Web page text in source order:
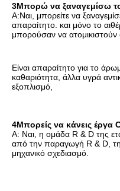
3Μπορώ να ξαναγεμίσω το
Α:Ναι, μπορείτε να
απαραίτητο. και μόνο το
μπορούσαν να
Είναι απαραίτητο για το
καθαριότητα, άλλα υγρά
εξοπλισμό,
4Μπορείς να κάνεις έργα
Α: Ναι, η ομάδα R & D της
από την παραγωγή R & D,
μηχανικό σχεδιασμό.